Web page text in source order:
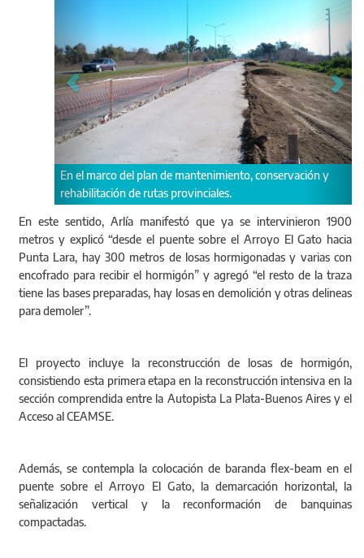
de mantenimiento, conservación y
provinciales.
Se destinaron más de 28
En este sentido, Arlía manifestó que ya se intervinieron 1900
metros y explicó “desde el puente sobre el Arroyo El Gato hacia
Punta Lara, hay 300 metros de losas hormigonadas y varias con
encofrado para recibir el hormigón” y agregó “el resto de la traza
tiene las bases preparadas, hay losas en demolición y otras delineas
para demoler”.
El proyecto incluye la reconstrucción de losas de hormigón,
consistiendo esta primera etapa en la reconstrucción intensiva en la
sección comprendida entre la Autopista La Plata-Buenos Aires y el
Acceso al CEAMSE.
Además, se contempla la colocación de baranda flex-beam en el
puente sobre el Arroyo El Gato, la demarcación horizontal, la
señalización vertical y la reconformación de banquinas
compactadas.